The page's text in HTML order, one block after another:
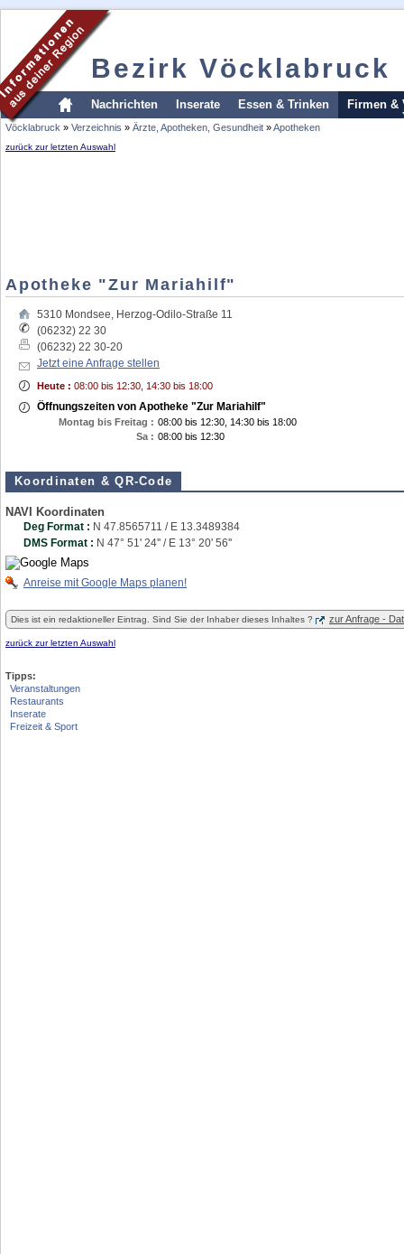
Bezirk Vöcklabruck
Nachrichten Inserate Essen & Trinken Firmen &
Vöcklabruck » Verzeichnis » Ärzte, Apotheken, Gesundheit »Apotheken
zurück zur letzten Auswahl
Apotheke "Zur Mariahilf"
5310 Mondsee, Herzog-Odilo-Straße 11
(06232) 22 30
(06232) 22 30-20
Jetzt eine Anfrage stellen
Heute : 08:00 bis 12:30, 14:30 bis 18:00
Öffnungszeiten von Apotheke "Zur Mariahilf"
Montag bis Freitag : 08:00 bis 12:30, 14:30 bis 18:00
Sa : 08:00 bis 12:30
Koordinaten & QR-Code
NAVI Koordinaten
Deg Format : N 47.8565711 / E 13.3489384
DMS Format : N 47° 51' 24'' / E 13° 20' 56''
Anreise mit Google Maps planen!
Dies ist ein redaktioneller Eintrag. Sind Sie der Inhaber dieses Inhaltes ? zur Anfrage -
zurück zur letzten Auswahl
Tipps:
Veranstaltungen
Restaurants
Inserate
Freizeit & Sport